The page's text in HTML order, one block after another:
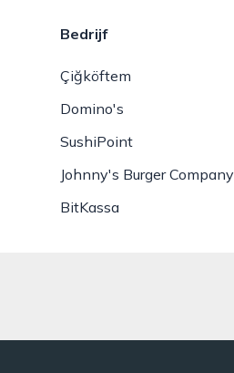
Bedrijf
Çiğköftem
Domino's
SushiPoint
Johnny's Burger Company
BitKassa